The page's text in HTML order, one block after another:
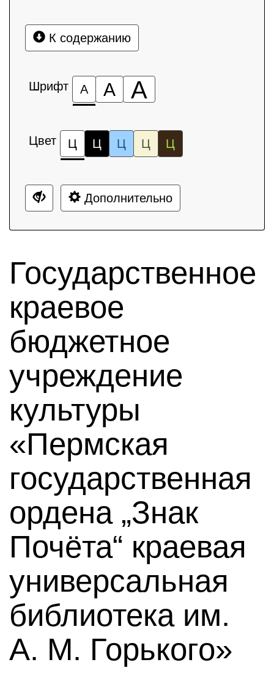
К содержанию
Шрифт А А А
Цвет Ц Ц Ц Ц Ц
Дополнительно
Государственное
краевое
бюджетное
учреждение
культуры
«Пермская
государственная
ордена „Знак
Почёта“ краевая
универсальная
библиотека им.
А. М. Горького»